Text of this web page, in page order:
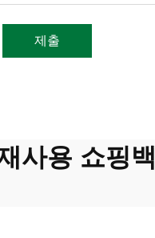
제출
사용 쇼핑백